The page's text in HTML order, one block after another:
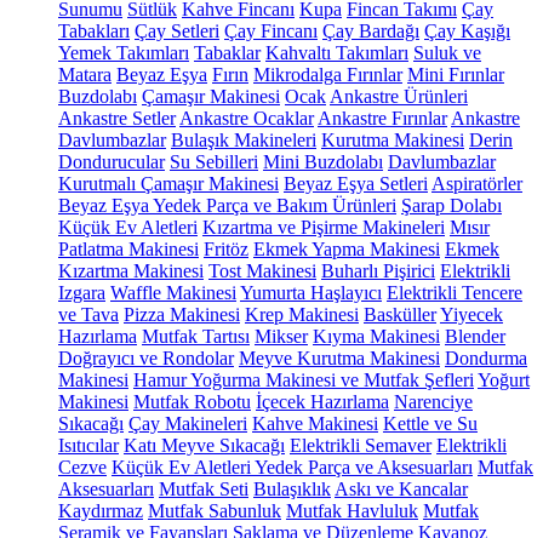
Sunumu Sütlük Kahve Fincanı Kupa Fincan Takımı Çay
Tabakları Çay Setleri Çay Fincanı Çay Bardağı Çay Kaşığı
Yemek Takımları Tabaklar Kahvaltı Takımları Suluk ve
Matara Beyaz Eşya Fırın Mikrodalga Fırınlar Mini Fırınlar
Buzdolabı Çamaşır Makinesi Ocak Ankastre Ürünleri
Ankastre Setler Ankastre Ocaklar Ankastre Fırınlar Ankastre
Davlumbazlar Bulaşık Makineleri Kurutma Makinesi Derin
Dondurucular Su Sebilleri Mini Buzdolabı Davlumbazlar
Kurutmalı Çamaşır Makinesi Beyaz Eşya Setleri Aspiratörler
Beyaz Eşya Yedek Parça ve Bakım Ürünleri Şarap Dolabı
Küçük Ev Aletleri Kızartma ve Pişirme Makineleri Mısır
Patlatma Makinesi Fritöz Ekmek Yapma Makinesi Ekmek
Kızartma Makinesi Tost Makinesi Buharlı Pişirici Elektrikli
Izgara Waffle Makinesi Yumurta Haşlayıcı Elektrikli Tencere
ve Tava Pizza Makinesi Krep Makinesi BasküllerYiyecek
Hazırlama Mutfak Tartısı Mikser Kıyma Makinesi Blender
Doğrayıcı ve Rondolar Meyve Kurutma Makinesi Dondurma
Makinesi Hamur Yoğurma Makinesi ve Mutfak Şefleri Yoğurt
Makinesi Mutfak Robotu İçecek Hazırlama Narenciye
Sıkacağı Çay Makineleri Kahve Makinesi Kettle ve Su
Isıtıcılar Katı Meyve Sıkacağı Elektrikli Semaver Elektrikli
Cezve Küçük Ev Aletleri Yedek Parça ve Aksesuarları Mutfak
Aksesuarları Mutfak Seti Bulaşıklık Askı ve Kancalar
Kaydırmaz Mutfak Sabunluk Mutfak Havluluk Mutfak
Seramik ve Fayansları Saklama ve Düzenleme Kavanoz